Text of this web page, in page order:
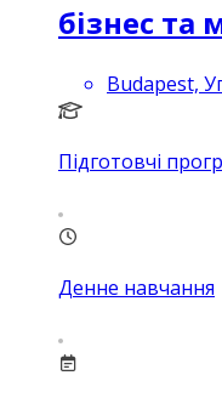
бізнес
Budapest,
Підготовчі
Денне навчання